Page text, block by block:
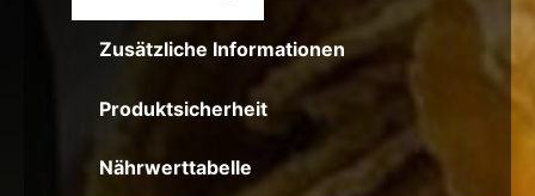
Zusätzliche Informationen
Produktsicherheit
Nährwerttabelle